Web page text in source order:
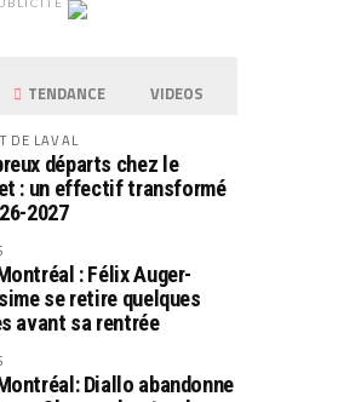
TENDANCE VIDEOS
DE LAVAL
départs chez le
: un effectif transformé
2027
: Félix Auger-
se retire quelques
avant sa rentrée
Diallo abandonne